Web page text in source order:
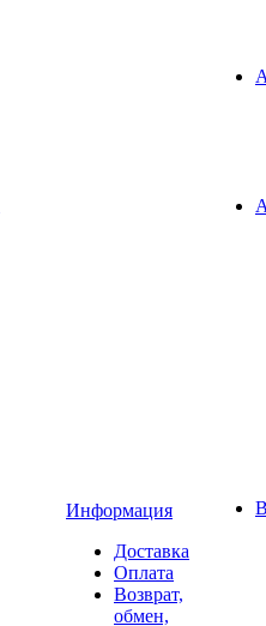
Информация
Доставка
Оплата
Возврат,
обмен,